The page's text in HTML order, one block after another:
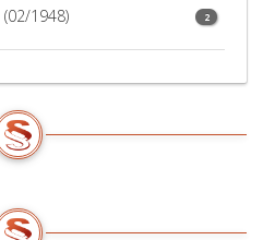
(02/1948) 2